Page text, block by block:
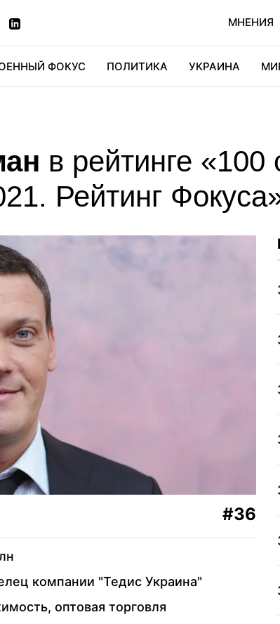
МНЕНИЯ
ФОКУС ПОЛИТИКА УКРАИНА
в рейтинге
Рейтинг
#36
компании "Тедис Украина"
оптовая торговля
Геннадий Буткевич
22
24
Андрей Веревский
26 Рафаэль Гороян
27 Игорь Палица